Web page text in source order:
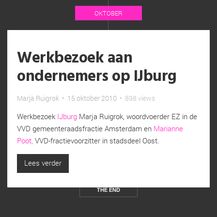
OKTOBER
Werkbezoek aan
ondernemers op IJburg
Marja Ruigrok • 15 oktober 2010 • 898 views
Werkbezoek IJburg Marja Ruigrok, woordvoerder EZ in de
VVD gemeenteraadsfractie Amsterdam en Marianne
Poot, VVD-fractievoorzitter in stadsdeel Oost.
Lees verder
THE END